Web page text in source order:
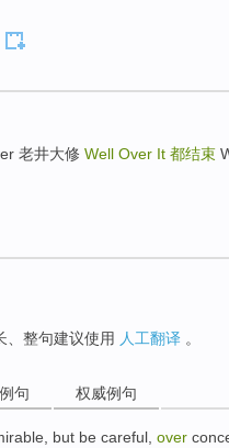
老井大修 Well Over It 都结束
、整句建议使用 人工翻译 。
句 权威例句
but be careful over